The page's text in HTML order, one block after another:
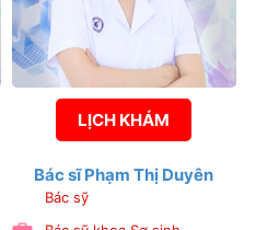
LỊCH KHÁM
Bác sĩ Phạm Thị Duyên
Bác sỹ